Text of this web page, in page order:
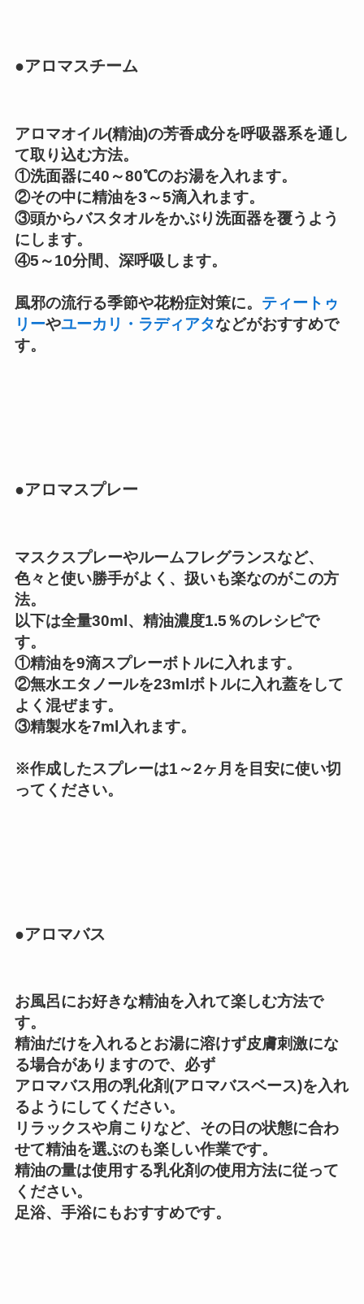
●アロマスチーム
アロマオイル(精油)の芳香成分を呼吸器系を通し
て取り込む方法。
①洗面器に40～80℃のお湯を入れます。
②その中に精油を3～5滴入れます。
③頭からバスタオルをかぶり洗面器を覆うよう
にします。
④5～10分間、深呼吸します。
風邪の流行る季節や花粉症対策に。 ティートゥ
リーやユーカリ・ラディアタなどがおすすめで
す。
●アロマスプレー
マスクスプレーやルームフレグランスなど、
色々と使い勝手がよく、扱いも楽なのがこの方
法。
以下は全量30ml、精油濃度1.5％のレシピで
す。
①精油を9滴スプレーボトルに入れます。
②無水エタノールを23mlボトルに入れ蓋をして
よく混ぜます。
③精製水を7ml入れます。
※作成したスプレーは1～2ヶ月を目安に使い切
ってください。
●アロマバス
お風呂にお好きな精油を入れて楽しむ方法で
す。
精油だけを入れるとお湯に溶けず皮膚刺激にな
る場合がありますので、必ず
アロマバス用の乳化剤(アロマバスベース)を入れ
るようにしてください。
リラックスや肩こりなど、その日の状態に合わ
せて精油を選ぶのも楽しい作業です。
精油の量は使用する乳化剤の使用方法に従って
ください。
足浴、手浴にもおすすめです。